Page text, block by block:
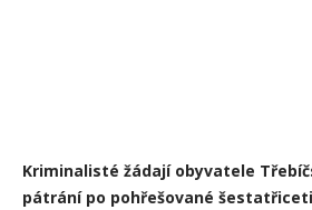
Kriminalisté žádají obyvatele
pátrání po pohřešované